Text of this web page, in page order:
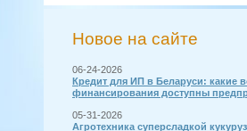
Новое на сайте
06-24-2026
Кредит для ИП в Беларуси: какие
финансирования доступны
05-31-2026
Агротехника суперсладкой